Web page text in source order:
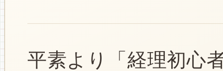
平素より「経理初心